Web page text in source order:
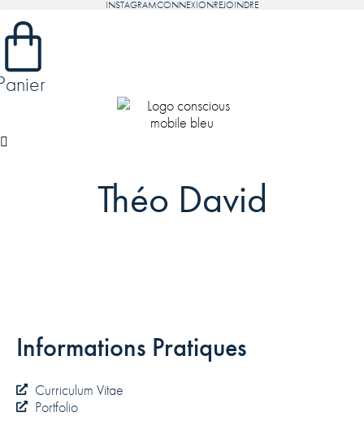
INSTAGRAMCONNEXIONREJOINDRE
Théo David
Informations Pratiques
Curriculum Vitae
Portfolio